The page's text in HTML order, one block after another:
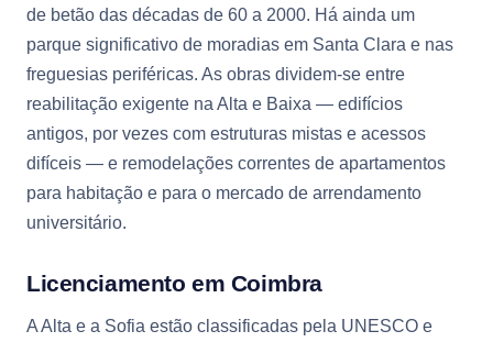
de betão das décadas de 60 a 2000. Há ainda um
parque significativo de moradias em Santa Clara e nas
freguesias periféricas. As obras dividem-se entre
reabilitação exigente na Alta e Baixa — edifícios
antigos, por vezes com estruturas mistas e acessos
difíceis — e remodelações correntes de apartamentos
para habitação e para o mercado de arrendamento
universitário.
Licenciamento em Coimbra
A Alta e a Sofia estão classificadas pela UNESCO e